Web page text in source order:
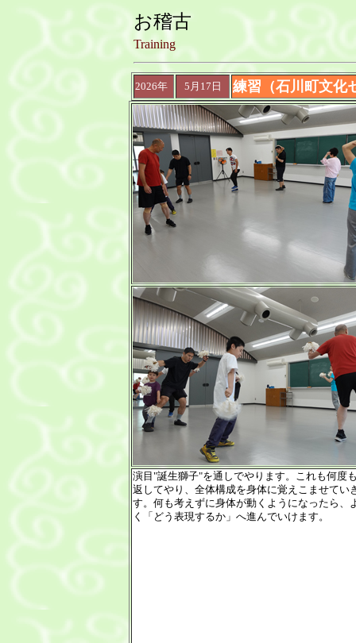
お稽古
Training
2026年 5月17日 練習（石川町文化
演目"誕生獅子"を通しでやります。これも何度
返してやり、全体構成を身体に覚えこませてい
す。何も考えずに身体が動くようになったら、
く「どう表現するか」へ進んでいけます。